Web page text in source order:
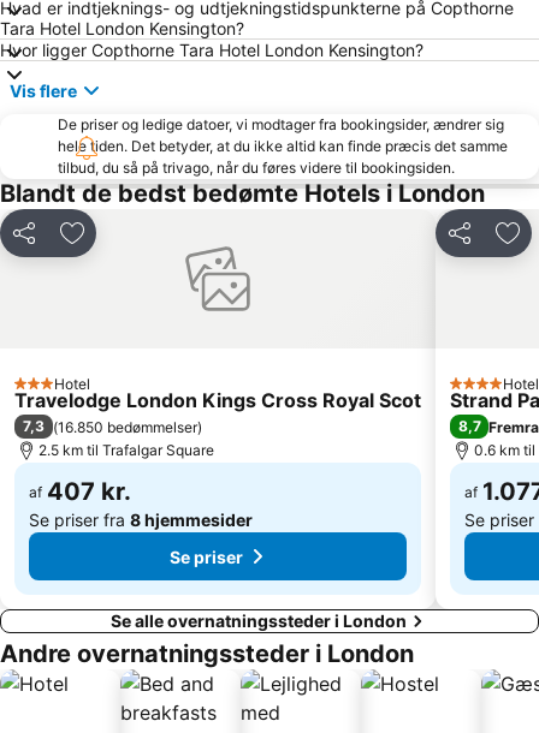
London Bridge
King's Cross Station
Shoreditch
Marylebone
South Kensington
The O2 Arena
Islington
Victoria
Tower Bridge
Russell Square
St Giles
Picadilly Circus Station
The London Eye
Trafalgar Square
ExCeL
St Pancras Station
Tottenham Hale Metro Station
Hvad er indtjeknings- og udtjekningstidspunkterne på Copthorne
Tara Hotel London Kensington?
Hvor ligger Copthorne Tara Hotel London Kensington?
Vis flere
De priser og ledige datoer, vi modtager fra bookingsider, ændrer sig
hele tiden. Det betyder, at du ikke altid kan finde præcis det samme
tilbud, du så på trivago, når du føres videre til bookingsiden.
Blandt de bedst bedømte Hotels i London
Del Føj til favoritter
3 Stjerner
Hotel
Travelodge London Kings Cross Royal Scot
7,3 (16.850 bedømmelser)
2.5 km til Trafalgar Square
af 407 kr.
Se priser fra 8 hjemmesider
Se priser
Del
4 Stjerner
Hotel
Strand
8,7
0.6 km til
af
Se
Se alle overnatningssteder i London
Andre overnatningssteder i London